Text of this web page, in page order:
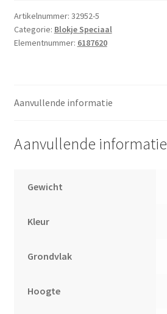
x
1'2
met
Rood
Artikelnummer: 32952-5
Categorie: Blokje Speciaal
Elementnummer: 6187620
Aanvullende informatie
Aanvullende informatie
Gewicht
Kleur
Grondvlak
Hoogte